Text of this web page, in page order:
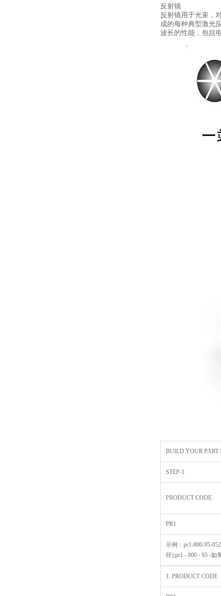
反射镜
反射镜用于光束，
成的每种典型激光
波长的性能，包括
BUILD YOUR PART
STEP-1
PRODUCT CODE
PR1
示例：pr1-800-95-
径);pr1 - 800 - 95 -如
1. PRODUCT CODE